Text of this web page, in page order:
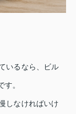
いるなら、ビル
す。
しなければいけ